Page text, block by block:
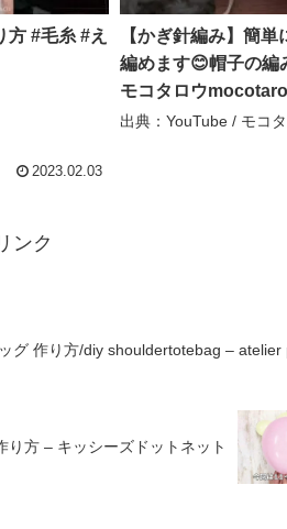
方 #毛糸 #え
2023.02.03
【かぎ針編み】簡
編めます😊帽子の
モコタロウ
出典：YouTube / モコ
ンク
グ 作り方/diy shouldertotebag – atelier
り方 – キッシーズドットネット